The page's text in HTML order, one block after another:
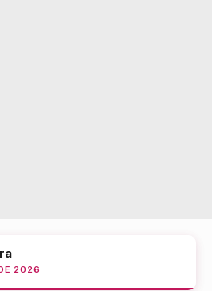
2026